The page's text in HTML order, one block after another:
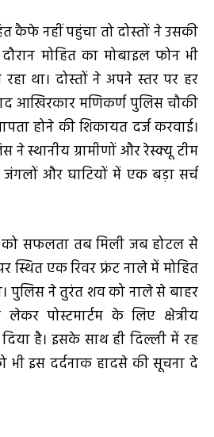
कैफे नहीं पहुंचा तो दोस्तों ने उसकी
मोहित का मोबाइल फोन भी
था। दोस्तों ने अपने स्तर पर हर
आखिरकार मणिकर्ण पुलिस चौकी
होने की शिकायत दर्ज करवाई।
ने स्थानीय ग्रामीणों और रेस्क्यू टीम
और घाटियों में एक बड़ा सर्च
को सफलता तब मिली जब होटल से
स्थित एक रिवर फ्रंट नाले में मोहित
पुलिस ने तुरंत शव को नाले से बाहर
पोस्टमार्टम के लिए क्षेत्रीय
है। इसके साथ ही दिल्ली में रह
इस दर्दनाक हादसे की सूचना दे